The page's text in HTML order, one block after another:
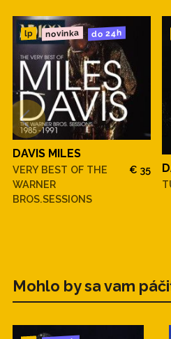
lp novinka do 24h
DAVIS MILES
VERY BEST OF THE
WARNER
BROS.SESSIONS
€ 35
Mohlo by sa vam